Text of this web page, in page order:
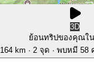
3D
ย้อนทริปของคุณใ
164 km · 2 จุด · พบหมี 58